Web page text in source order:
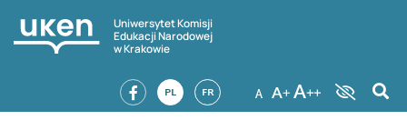
Uniwersytet Komisji
Edukacji Narodowej
w Krakowie
PL FR